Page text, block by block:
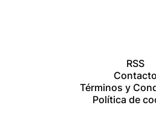
RSS
Contacto
Términos y
Política de